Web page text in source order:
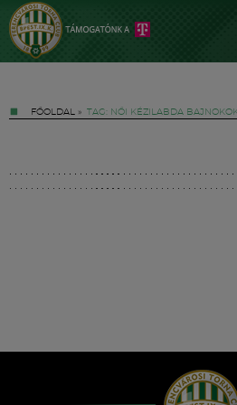
FŐOLDAL » TAG: NŐI KÉZILABDA
Hírek